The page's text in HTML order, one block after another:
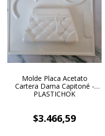
Molde Placa Acetato
Cartera Dama Capitoné -
PLASTICHOK
$3.466,59